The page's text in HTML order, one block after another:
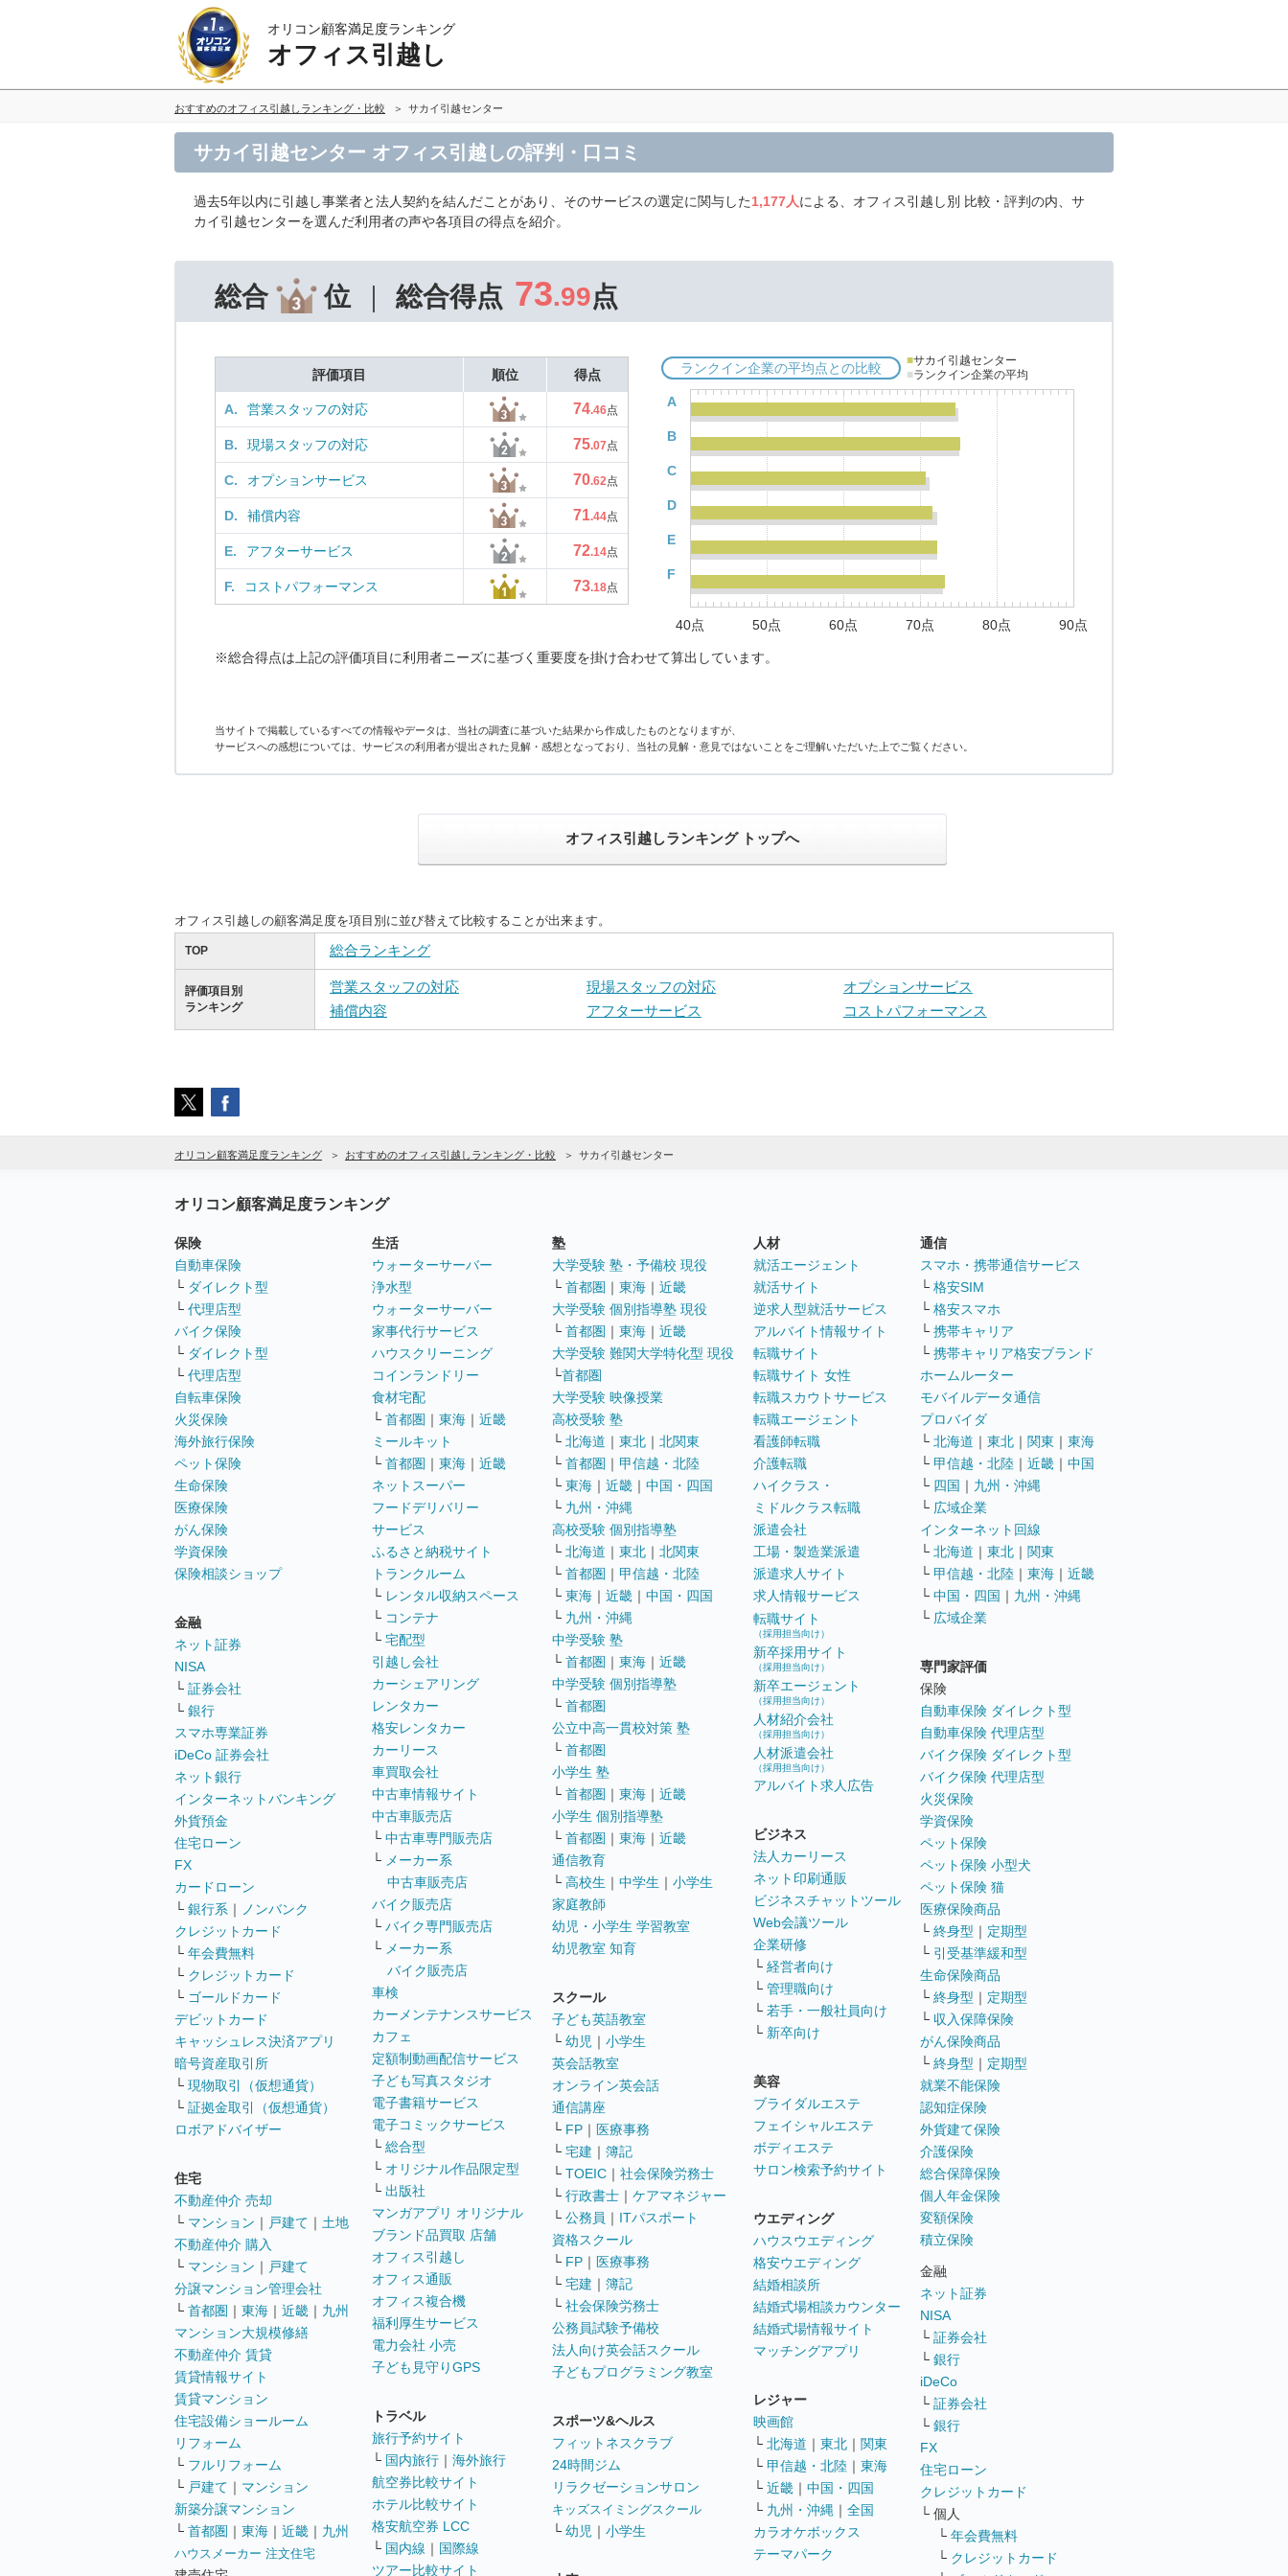
オリコン顧客満足度ランキング
オフィス引越し
おすすめのオフィス引越しランキング・比較 サカイ引越センター
サカイ引越センター オフィス引越しの評判・口コミ
過去5年以内に引越し事業者と法人契約を結んだことがあり、そのサービスの選定に関与した1,177人による、オフィス引越し別 比較・評判の内、サ
カイ引越センターを選んだ利用者の声や各項目の得点を紹介。
総合 位 総合得点 73.99点
評価項目 順位 得点
A. 営業スタッフの対応 74.46点
B. 現場スタッフの対応 75.07点
C. オプションサービス 70.62点
D. 補償内容 71.44点
E. アフターサービス 72.14点
F. コストパフォーマンス 73.18点
ランクイン企業の平均点との比較 ■サカイ引越センター
■ランクイン企業の平均
A
B
C
D
E
F
40点 50点 60点 70点 80点 90点
※総合得点は上記の評価項目に利用者ニーズに基づく重要度を掛け合わせて算出しています。
当サイトで掲載しているすべての情報やデータは、当社の調査に基づいた結果から作成したものとなりますが、
サービスへの感想については、サービスの利用者が提出された見解・感想となっており、当社の見解・意見ではないことをご理解いただいた上でご覧ください。
オフィス引越しランキング トップへ
オフィス引越しの顧客満足度を項目別に並び替えて比較することが出来ます。
TOP 総合ランキング
評価項目別
ランキング
営業スタッフの対応 現場スタッフの対応
オプションサービス
補償内容
アフターサービス コストパフォーマンス
オリコン顧客満足度ランキング おすすめのオフィス引越しランキング・比較 サカイ引越センター
オリコン顧客満足度ランキング
保険
自動車保険
└ ダイレクト型
└ 代理店型
バイク保険
└ ダイレクト型
└ 代理店型
自転車保険
火災保険
海外旅行保険
ペット保険
生命保険
医療保険
がん保険
学資保険
保険相談ショップ
金融
ネット証券
NISA
└ 証券会社
└ 銀行
スマホ専業証券
iDeCo 証券会社
ネット銀行
インターネットバンキング
外貨預金
住宅ローン
FX
カードローン
└ 銀行系 ｜
ノンバンク
クレジットカード
└ 年会費無料
└ クレジットカード
└ ゴールドカード
デビットカード
キャッシュレス決済アプリ
暗号資産取引所
└ 現物取引（仮想通貨）
└ 証拠金取引（仮想通貨）
ロボアドバイザー
住宅
不動産仲介 売却
└ マンション ｜ 戸建て ｜ 土地
不動産仲介 購入
└ マンション ｜ 戸建て
分譲マンション管理会社
└ 首都圏 ｜ 東海 ｜ 近畿 ｜ 九州
マンション大規模修繕
不動産仲介 賃貸
賃貸情報サイト
賃貸マンション
住宅設備ショールーム
リフォーム
└ フルリフォーム
└ 戸建て ｜ マンション
新築分譲マンション
└ 首都圏 ｜ 東海 ｜ 近畿 ｜ 九州
ハウスメーカー 注文住宅
生活
ウォーターサーバー
浄水型
ウォーターサーバー
家事代行サービス
ハウスクリーニング
コインランドリー
食材宅配
└ 首都圏 ｜ 東海 ｜ 近畿
ミールキット
└ 首都圏 ｜ 東海 ｜ 近畿
ネットスーパー
フードデリバリー
サービス
ふるさと納税サイト
トランクルーム
└ レンタル収納スペース
└ コンテナ
└ 宅配型
引越し会社
カーシェアリング
レンタカー
格安レンタカー
カーリース
車買取会社
中古車情報サイト
中古車販売店
└ 中古車専門販売店
└ メーカー系
中古車販売店
バイク販売店
└ バイク専門販売店
└ メーカー系
バイク販売店
車検
カーメンテナンスサービス
カフェ
定額制動画配信サービス
子ども写真スタジオ
電子書籍サービス
電子コミックサービス
└ 総合型
└ オリジナル作品限定型
└ 出版社
マンガアプリ オリジナル
ブランド品買取 店舗
オフィス引越し
オフィス通販
オフィス複合機
福利厚生サービス
電力会社 小売
子ども見守りGPS
トラベル
旅行予約サイト
└ 国内旅行 ｜ 海外旅行
航空券比較サイト
ホテル比較サイト
格安航空券 LCC
└ 国内線 ｜ 国際線
ツアー比較サイト
塾
大学受験 塾・予備校 現役
└ 首都圏 ｜ 東海 ｜ 近畿
大学受験 個別指導塾 現役
└ 首都圏 ｜ 東海 ｜ 近畿
大学受験 難関大学特化型 現役
└首都圏
大学受験 映像授業
高校受験 塾
└ 北海道 ｜ 東北 ｜ 北関東
└ 首都圏 ｜ 甲信越・北陸
└ 東海 ｜ 近畿 ｜ 中国・四国
└ 九州・沖縄
高校受験 個別指導塾
└ 北海道 ｜ 東北 ｜ 北関東
└ 首都圏 ｜ 甲信越・北陸
└ 東海 ｜ 近畿 ｜ 中国・四国
└ 九州・沖縄
中学受験 塾
└ 首都圏 ｜ 東海 ｜ 近畿
中学受験 個別指導塾
└ 首都圏
公立中高一貫校対策 塾
└ 首都圏
小学生 塾
└ 首都圏 ｜ 東海 ｜ 近畿
小学生 個別指導塾
└ 首都圏 ｜ 東海 ｜ 近畿
通信教育
└ 高校生 ｜ 中学生 ｜ 小学生
家庭教師
幼児・小学生 学習教室
幼児教室 知育
スクール
子ども英語教室
└ 幼児 ｜ 小学生
英会話教室
オンライン英会話
通信講座
└ FP ｜ 医療事務
└ 宅建 ｜ 簿記
└ TOEIC ｜ 社会保険労務士
└ 行政書士 ｜ ケアマネジャー
└ 公務員 ｜ ITパスポート
資格スクール
└ FP ｜ 医療事務
└ 宅建 ｜ 簿記
└ 社会保険労務士
公務員試験予備校
法人向け英会話スクール
子どもプログラミング教室
スポーツ&ヘルス
フィットネスクラブ
24時間ジム
リラクゼーションサロン
キッズスイミングスクール
└ 幼児 ｜ 小学生
人材
就活エージェント
就活サイト
逆求人型就活サービス
アルバイト情報サイト
転職サイト
転職サイト 女性
転職スカウトサービス
転職エージェント
看護師転職
介護転職
ハイクラス・
ミドルクラス転職
派遣会社
工場・製造業派遣
派遣求人サイト
求人情報サービス
転職サイト
（採用担当向け）
新卒採用サイト
（採用担当向け）
新卒エージェント
（採用担当向け）
人材紹介会社
（採用担当向け）
人材派遣会社
（採用担当向け）
アルバイト求人広告
ビジネス
法人カーリース
ネット印刷通販
ビジネスチャットツール
Web会議ツール
企業研修
└ 経営者向け
└ 管理職向け
└ 若手・一般社員向け
└ 新卒向け
美容
ブライダルエステ
フェイシャルエステ
ボディエステ
サロン検索予約サイト
ウエディング
ハウスウエディング
格安ウエディング
結婚相談所
結婚式場相談カウンター
結婚式場情報サイト
マッチングアプリ
レジャー
映画館
└ 北海道 ｜ 東北 ｜ 関東
└ 甲信越・北陸 ｜ 東海
└ 近畿 ｜ 中国・四国
└ 九州・沖縄 ｜ 全国
カラオケボックス
テーマパーク
通信
スマホ・携帯通信サービス
└ 格安SIM
└ 格安スマホ
└ 携帯キャリア
└ 携帯キャリア格安ブランド
ホームルーター
モバイルデータ通信
プロバイダ
└ 北海道 ｜ 東北 ｜ 関東 ｜ 東海
└ 甲信越・北陸 ｜ 近畿 ｜ 中国
└ 四国 ｜ 九州・沖縄
└ 広域企業
インターネット回線
└ 北海道 ｜ 東北 ｜ 関東
└ 甲信越・北陸 ｜ 東海 ｜ 近畿
└ 中国・四国 ｜ 九州・沖縄
└ 広域企業
専門家評価
保険
自動車保険 ダイレクト型
自動車保険 代理店型
バイク保険 ダイレクト型
バイク保険 代理店型
火災保険
学資保険
ペット保険
ペット保険 小型犬
ペット保険 猫
医療保険商品
└ 終身型 ｜ 定期型
└ 引受基準緩和型
生命保険商品
└ 終身型 ｜ 定期型
└ 収入保障保険
がん保険商品
└ 終身型 ｜ 定期型
就業不能保険
認知症保険
外貨建て保険
介護保険
総合保障保険
個人年金保険
変額保険
積立保険
金融
ネット証券
NISA
└ 証券会社
└ 銀行
iDeCo
└ 証券会社
└ 銀行
FX
住宅ローン
クレジットカード
└ 個人
└ 年会費無料
└ クレジットカード